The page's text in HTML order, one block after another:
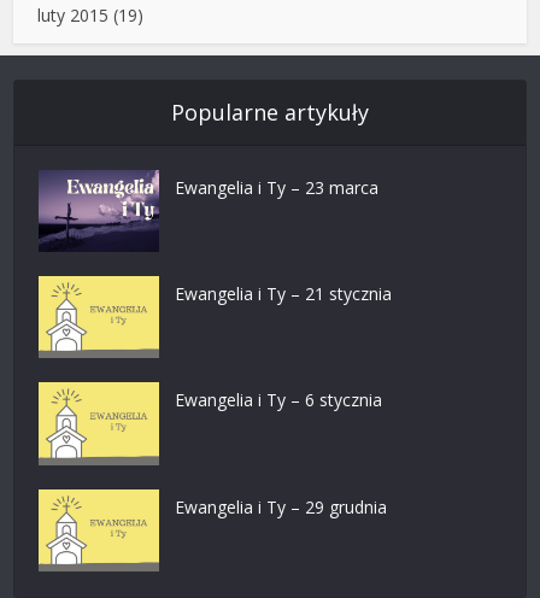
luty 2015 (19)
Popularne artykuły
Ewangelia i Ty – 23 marca
Ewangelia i Ty – 21 stycznia
Ewangelia i Ty – 6 stycznia
Ewangelia i Ty – 29 grudnia